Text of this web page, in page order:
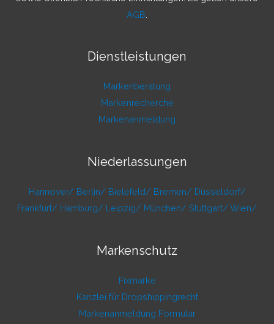
AGB
Dienstleistungen
Markenberatung
Markenrecherche
Markenanmeldung
Niederlassungen
Hannover/ Berlin/ Bielefeld/ Bremen/ Düsseldorf/
Frankfurt/ Hamburg/ Leipzig/ München/ Stuttgart/ Wien/
Markenschutz
Fixmarke
Kanzlei für Dropshippingrecht
Markenanmeldung Formular